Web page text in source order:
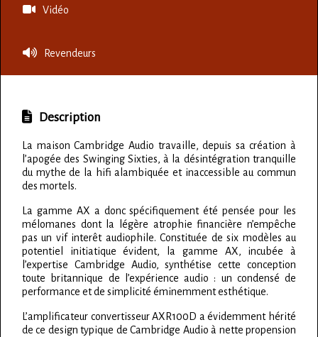
Vidéo
Revendeurs
Description
La maison Cambridge Audio travaille, depuis sa création à
l’apogée des Swinging Sixties, à la désintégration tranquille
du mythe de la hifi alambiquée et inaccessible au commun
des mortels.
La gamme AX a donc spécifiquement été pensée pour les
mélomanes dont la légère atrophie financière n’empêche
pas un vif interêt audiophile. Constituée de six modèles au
potentiel initiatique évident, la gamme AX, incubée à
l’expertise Cambridge Audio, synthétise cette conception
toute britannique de l’expérience audio : un condensé de
performance et de simplicité éminemment esthétique.
L’amplificateur convertisseur AXR100D a évidemment hérité
de ce design typique de Cambridge Audio à nette propension